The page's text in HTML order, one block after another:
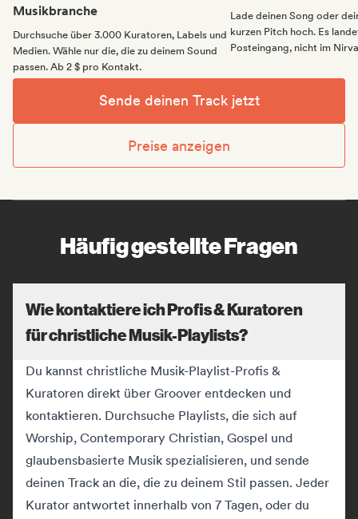
Musikbranche
Durchsuche über 3.000 Kuratoren, Labels und
Medien. Wähle nur die, die zu deinem Sound
passen. Ab 2 $ pro Kontakt.
Lade deinen Song oder
kurzen Pitch hoch. Es
Posteingang, nicht im
Sende deinen Track jetzt
Preise anzeigen
Häufig gestellte Fragen
Wie kontaktiere ich Profis & Kuratoren
für christliche Musik-Playlists?
Du kannst christliche Musik-Playlist-Profis &
Kuratoren direkt über Groover entdecken und
kontaktieren. Durchsuche Playlists, die sich auf
Worship, Contemporary Christian, Gospel und
glaubensbasierte Musik spezialisieren, und sende
deinen Track an die, die zu deinem Stil passen. Jeder
Kurator antwortet innerhalb von 7 Tagen, oder du